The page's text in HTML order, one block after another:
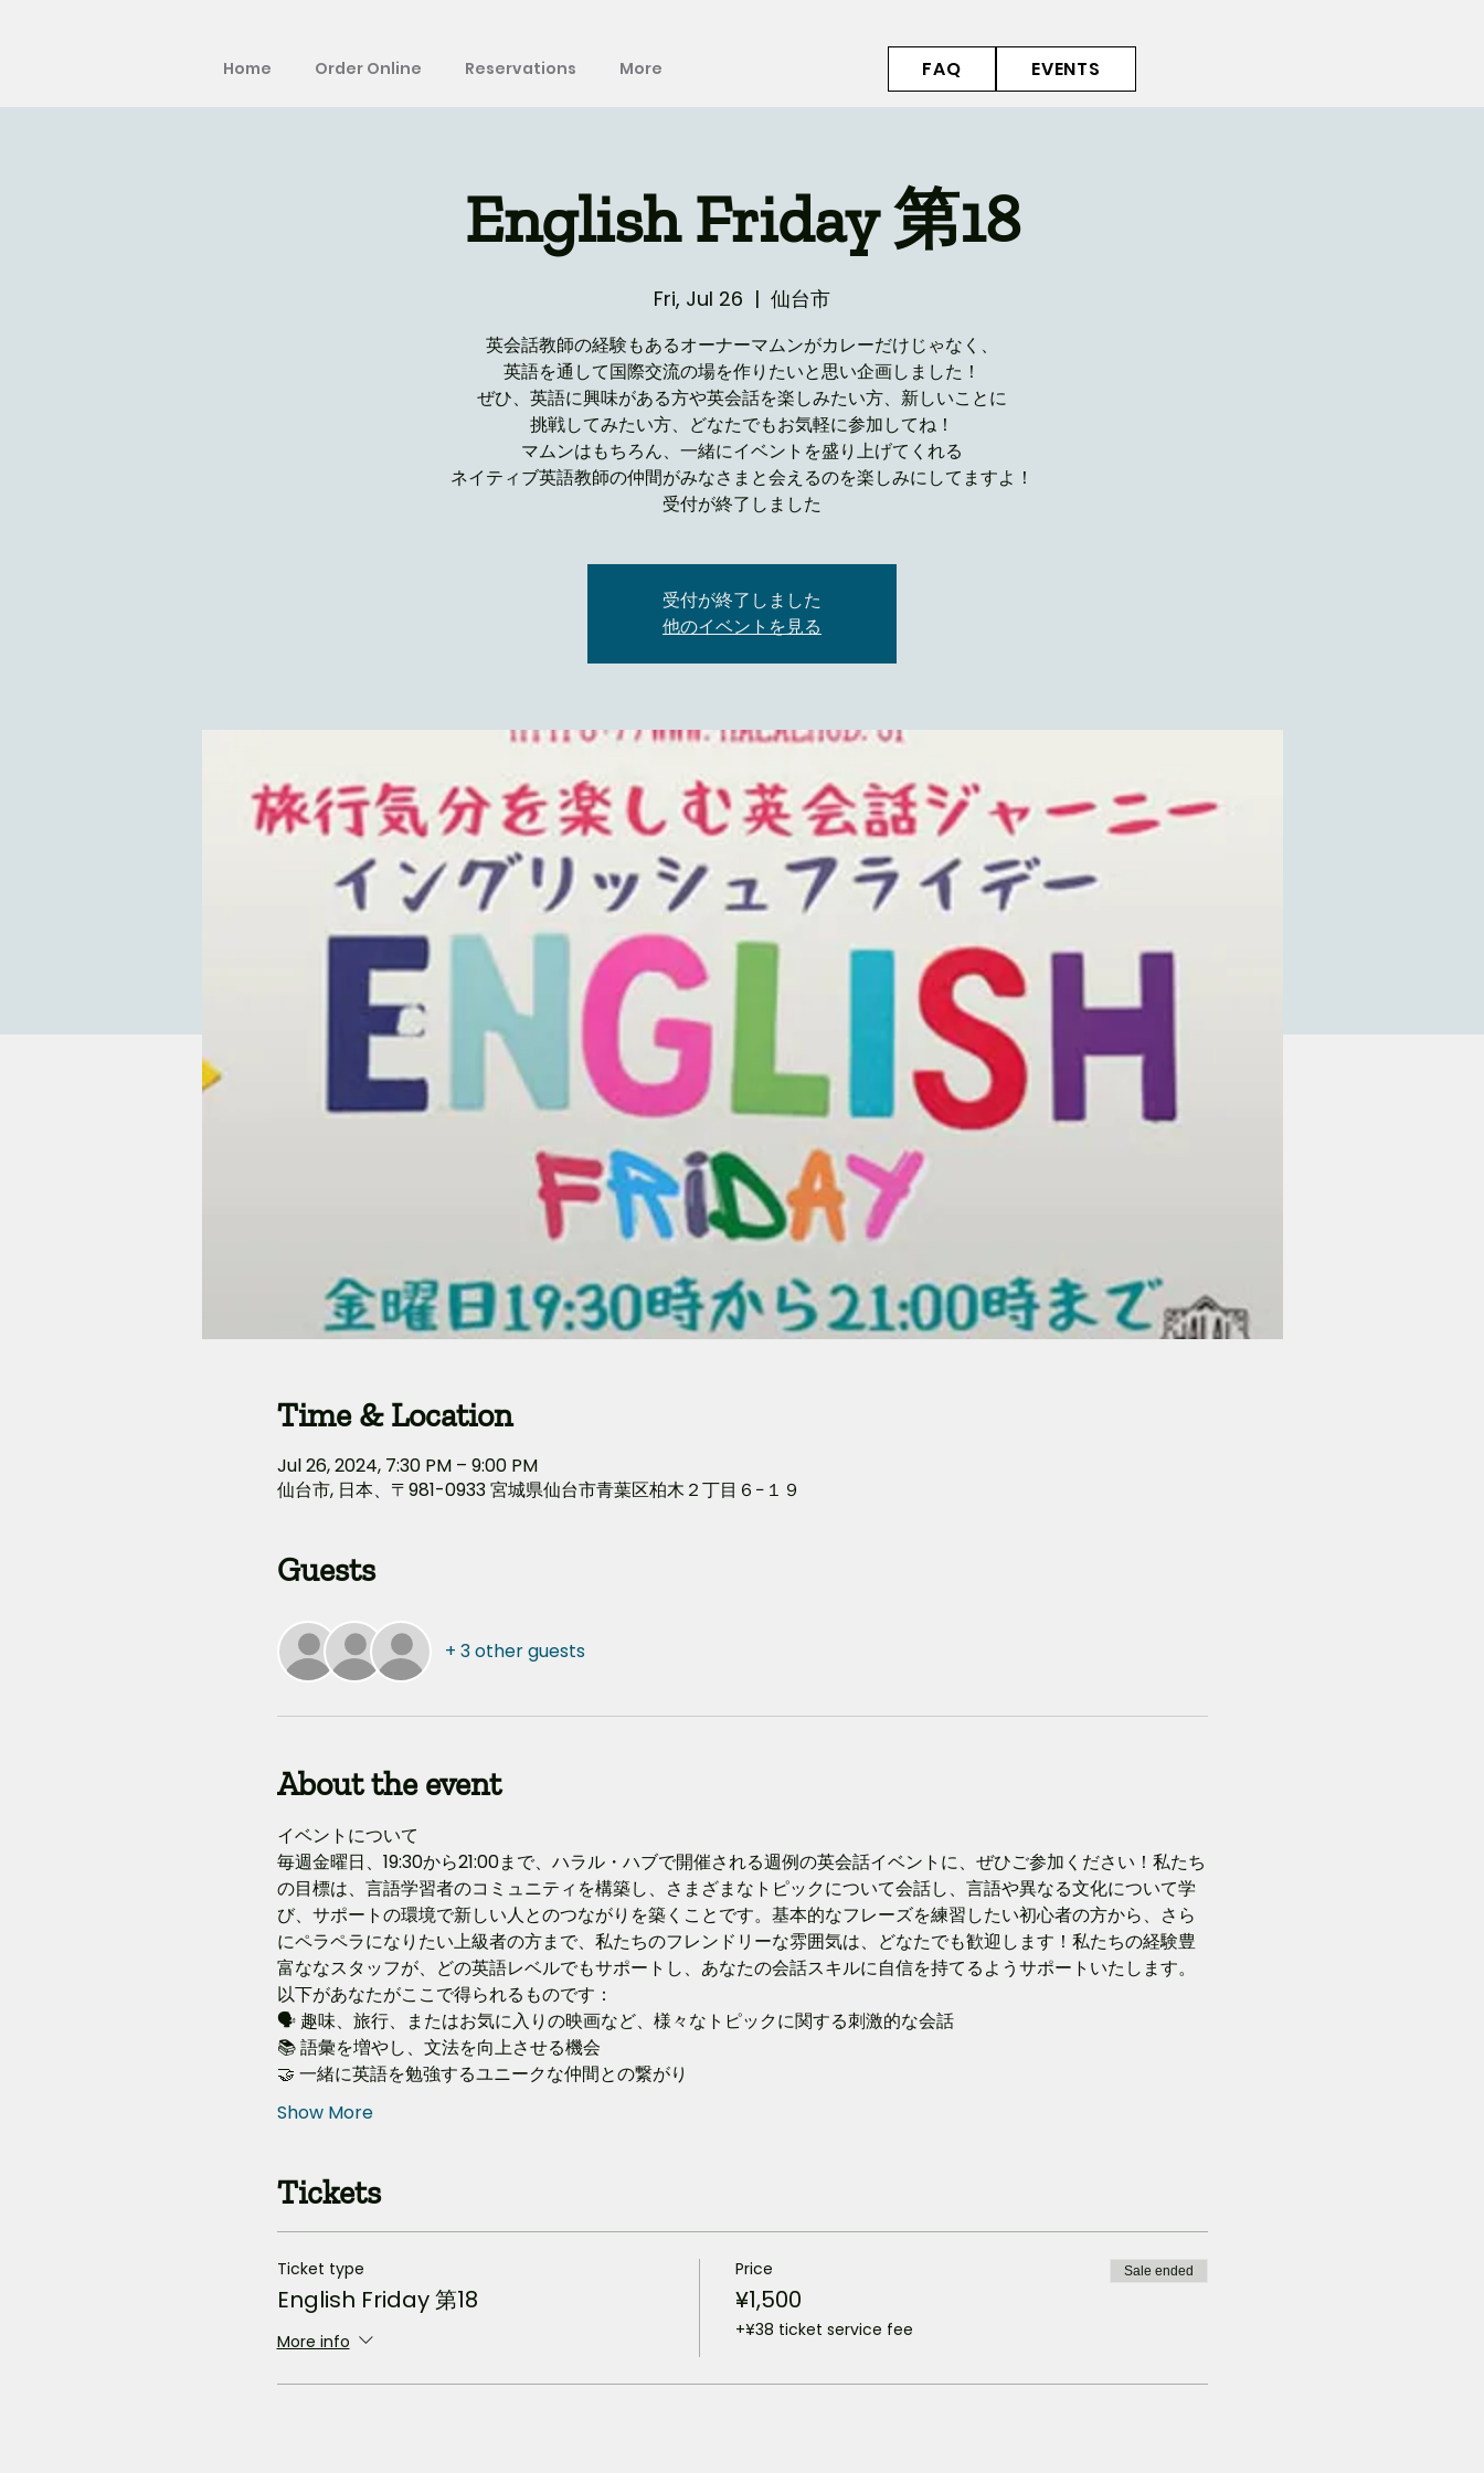
Home Order Online Reservations More FAQ EVENTS
English Friday 第18
Fri, Jul 26
  |
仙台市
英会話教師の経験もあるオーナーマムンがカレーだけじゃなく、
英語を通して国際交流の場を作りたいと思い企画しました！
ぜひ、英語に興味がある方や英会話を楽しみたい方、新しいことに
挑戦してみたい方、どなたでもお気軽に参加してね！
マムンはもちろん、一緒にイベントを盛り上げてくれる
ネイティブ英語教師の仲間がみなさまと会えるのを楽しみにしてますよ！
受付が終了しました
受付が終了しました
他のイベントを見る
Time & Location
Jul 26, 2024, 7:30 PM – 9:00 PM
仙台市, 日本、〒981-0933 宮城県仙台市青葉区柏木２丁目６−１９
Guests
+ 3 other guests
About the event
イベントについて
毎週金曜日、19:30から21:00まで、ハラル・ハブで開催される週例の英会話イベントに、ぜひご参加ください！私たち
の目標は、言語学習者のコミュニティを構築し、さまざまなトピックについて会話し、言語や異なる文化について学
び、サポートの環境で新しい人とのつながりを築くことです。基本的なフレーズを練習したい初心者の方から、さら
にペラペラになりたい上級者の方まで、私たちのフレンドリーな雰囲気は、どなたでも歓迎します！私たちの経験豊
富ななスタッフが、どの英語レベルでもサポートし、あなたの会話スキルに自信を持てるようサポートいたします。
以下があなたがここで得られるものです：
🗣️ 趣味、旅行、またはお気に入りの映画など、様々なトピックに関する刺激的な会話
📚 語彙を増やし、文法を向上させる機会
🤝 一緒に英語を勉強するユニークな仲間との繋がり
Show More
Tickets
Ticket type
English Friday 第18
More info
Price
¥1,500
+¥38 ticket service fee
Sale ended